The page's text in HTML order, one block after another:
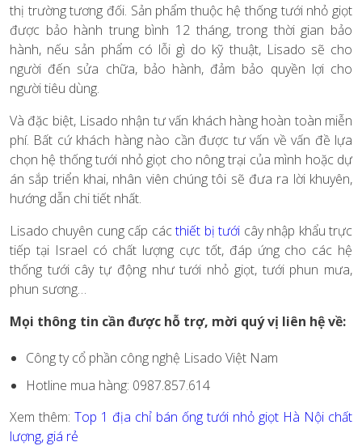
thị trường tương đối. Sản phẩm thuộc hệ thống tưới nhỏ giọt
được bảo hành trung bình 12 tháng, trong thời gian bảo
hành, nếu sản phẩm có lỗi gì do kỹ thuật, Lisado sẽ cho
người đến sửa chữa, bảo hành, đảm bảo quyền lợi cho
người tiêu dùng.
Và đặc biệt, Lisado nhận tư vấn khách hàng hoàn toàn miễn
phí. Bất cứ khách hàng nào cần được tư vấn về vấn đề lựa
chọn hệ thống tưới nhỏ giọt cho nông trại của mình hoặc dự
án sắp triển khai, nhân viên chúng tôi sẽ đưa ra lời khuyên,
hướng dẫn chi tiết nhất.
Lisado chuyên cung cấp cácthiết bị tưới cây nhập khẩu trực
tiếp tại Israel có chất lượng cực tốt, đáp ứng cho các hệ
thống tưới cây tự động như tưới nhỏ giọt, tưới phun mưa,
phun sương…
Mọi thông tin cần được hỗ trợ, mời quý vị liên hệ về:
Công ty cổ phần công nghệ Lisado Việt Nam
Hotline mua hàng: 0987.857.614
Xem thêm: Top 1 địa chỉ bán ống tưới nhỏ giọt Hà Nội chất
lượng, giá rẻ